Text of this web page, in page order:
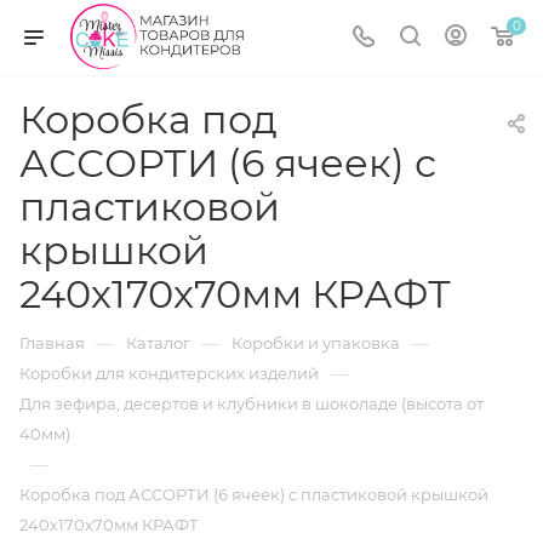
0
Коробка под
АССОРТИ (6 ячеек) с
пластиковой
крышкой
240х170х70мм КРАФТ
Главная — Каталог — Коробки и упаковка —
Коробки для кондитерских изделий —
Для зефира, десертов и клубники в шоколаде (высота от
40мм)
—
Коробка под АССОРТИ (6 ячеек) с пластиковой крышкой
240х170х70мм КРАФТ